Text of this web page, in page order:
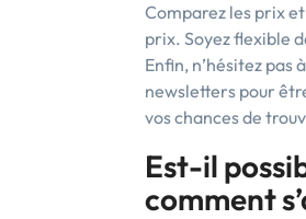
Comparez les prix
prix. Soyez flexible
Enfin, n’hésitez
newsletters pour
vos chances de
Est-il
comment